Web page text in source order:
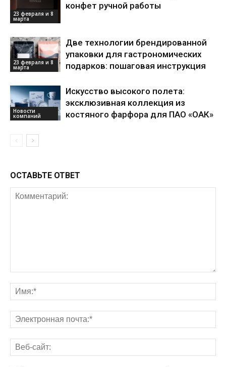
23 февраля и 8
марта
конфет ручной работы
23 февраля и 8
марта
Две технологии брендированной
упаковки для гастрономических
подарков: пошаговая инструкция
Новости
компаний
Искусство высокого полета:
эксклюзивная коллекция из
костяного фарфора для ПАО «ОАК»
ОСТАВЬТЕ ОТВЕТ